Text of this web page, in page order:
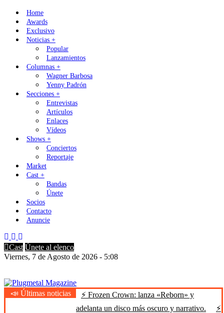
Skip
content
Home
Awards
Exclusivo
Noticias +
Popular
Lanzamientos
Columnas +
Wagner Barbosa
Yenny Padrón
Secciones +
Entrevistas
Artículos
Enlaces
Vídeos
Shows +
Conciertos
Reportaje
Market
Cast +
Bandas
Únete
Socios
Contacto
Anuncie
Cast Únete al elenco
Viernes, 7 de Agosto de 2026 - 5:08
Plugmetal Magazine
Heavy Metal is Life
📣 Últimas noticias
⚡ Frozen Crown: lanza «Reborn» y
adelanta un disco más oscuro y narrativo.
⚡